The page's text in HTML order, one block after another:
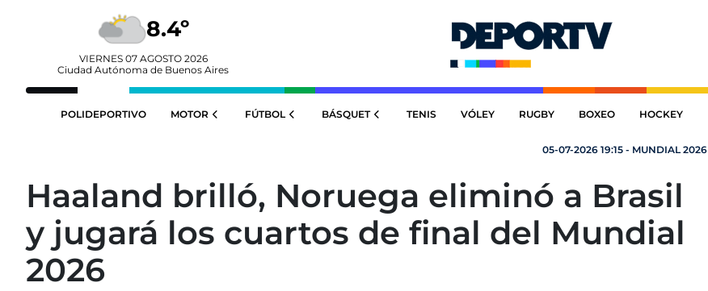
8.4º
VIERNES 07 AGOSTO 2026
Ciudad Autónoma de Buenos Aires
POLIDEPORTIVO MOTOR FÚTBOL BÁSQUET TENIS VÓLEY RUGBY BOXEO HOCKEY
05-07-2026 19:15 - MUNDIAL 2026
Haaland brilló, Noruega eliminó a Brasil
y jugará los cuartos de final del Mundial
2026